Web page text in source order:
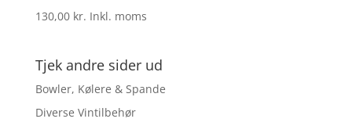
130,00 kr. Inkl. moms
Tjek andre sider ud
Bowler, Kølere & Spande
Diverse Vintilbehør